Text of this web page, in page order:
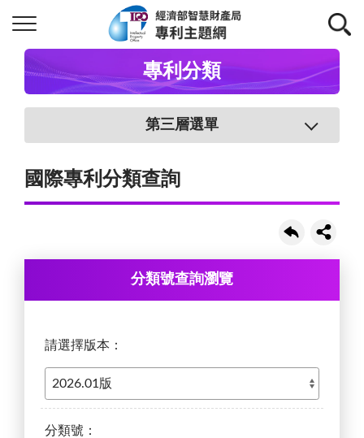
專利分類
第三層選單
國際專利分類查詢
分類號查詢瀏覽
請選擇版本：
分類號：